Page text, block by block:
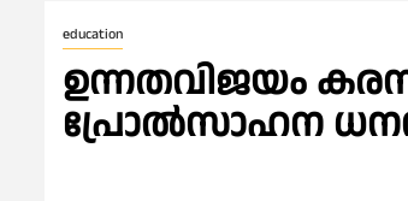
education
ഉന്നതവിജയം
പ്രോല്‍സാഹന